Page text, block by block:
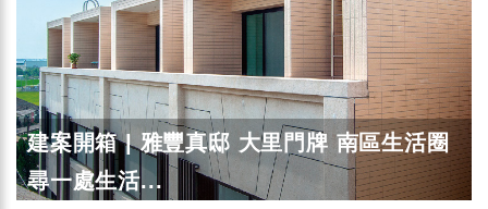
建案開箱 | 雅豐真邸 大里門牌 南區生活圈
尋一處生活...